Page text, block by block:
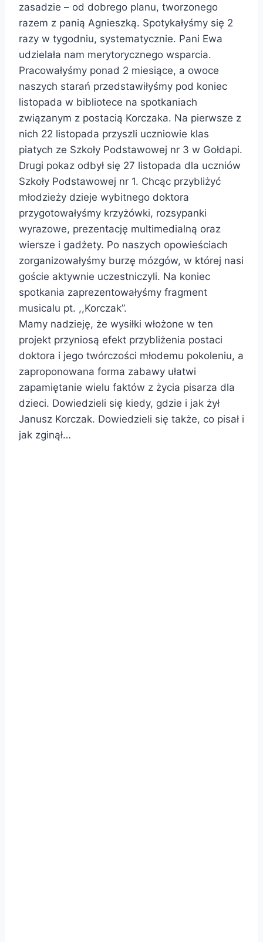
zasadzie – od dobrego planu, tworzonego
razem z panią Agnieszką. Spotykałyśmy się 2
razy w tygodniu, systematycznie. Pani Ewa
udzielała nam merytorycznego wsparcia.
Pracowałyśmy ponad 2 miesiące, a owoce
naszych starań przedstawiłyśmy pod koniec
listopada w bibliotece na spotkaniach
związanym z postacią Korczaka. Na pierwsze z
nich 22 listopada przyszli uczniowie klas
piatych ze Szkoły Podstawowej nr 3 w Gołdapi.
Drugi pokaz odbył się 27 listopada dla uczniów
Szkoły Podstawowej nr 1. Chcąc przybliżyć
młodzieży dzieje wybitnego doktora
przygotowałyśmy krzyżówki, rozsypanki
wyrazowe, prezentację multimedialną oraz
wiersze i gadżety. Po naszych opowieściach
zorganizowałyśmy burzę mózgów, w której nasi
goście aktywnie uczestniczyli. Na koniec
spotkania zaprezentowałyśmy fragment
musicalu pt. ,,Korczak”.
Mamy nadzieję, że wysiłki włożone w ten
projekt przyniosą efekt przybliżenia postaci
doktora i jego twórczości młodemu pokoleniu, a
zaproponowana forma zabawy ułatwi
zapamiętanie wielu faktów z życia pisarza dla
dzieci. Dowiedzieli się kiedy, gdzie i jak żył
Janusz Korczak. Dowiedzieli się także, co pisał i
jak zginął…